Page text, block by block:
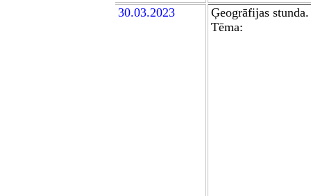
30.03.2023
Ģeogrāfijas stunda.
Tēma: